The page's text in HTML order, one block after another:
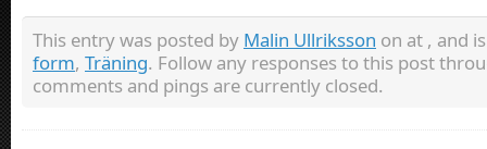
This entry was posted by Malin Ullriksson on at , and
form, Träning. Follow any responses to this post
comments and pings are currently closed.